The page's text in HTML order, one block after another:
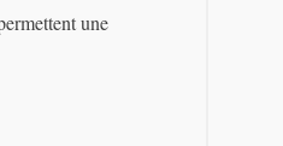
une